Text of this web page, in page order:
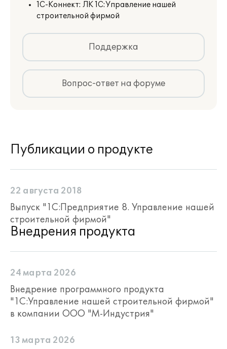
1С-Коннект: ЛК 1С:Управление нашей
строительной фирмой
Поддержка
Вопрос-ответ на форуме
Публикации о продукте
22 августа 2018
Выпуск "1С:Предприятие 8. Управление нашей
строительной фирмой"
Внедрения продукта
24 марта 2026
Внедрение программного продукта
"1С:Управление нашей строительной фирмой"
в компании ООО "М-Индустрия"
13 марта 2026